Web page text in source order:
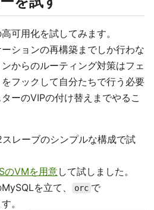
可用化を試してみます。
ションの再構築までしか行わな
からのルーティング対策はフェ
フックして自分たちで行う必要
ーのVIPの付け替えまでやるこ
レーブのシンプルな構成で試
のVMを用意して試しました。
を立て、 orc で
。